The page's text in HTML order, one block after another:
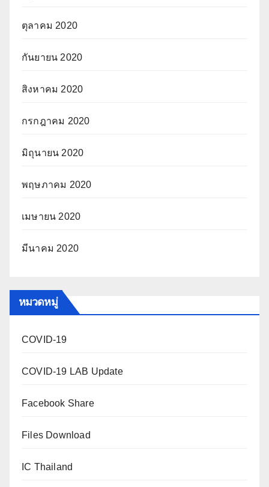
ตุลาคม 2020
กันยายน 2020
สิงหาคม 2020
กรกฎาคม 2020
มิถุนายน 2020
พฤษภาคม 2020
เมษายน 2020
มีนาคม 2020
หมวดหมู่
COVID-19
COVID-19 LAB Update
Facebook Share
Files Download
IC Thailand